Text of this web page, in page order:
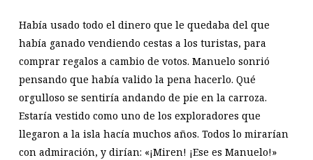
Había usado todo el dinero que le quedaba del que
había ganado vendiendo cestas a los turistas, para
comprar regalos a cambio de votos. Manuelo sonrió
pensando que había valido la pena hacerlo. Qué
orgulloso se sentiría andando de pie en la carroza.
Estaría vestido como uno de los exploradores que
llegaron a la isla hacía muchos años. Todos lo mirarían
con admiración, y dirían: «¡Miren! ¡Ese es Manuelo!»